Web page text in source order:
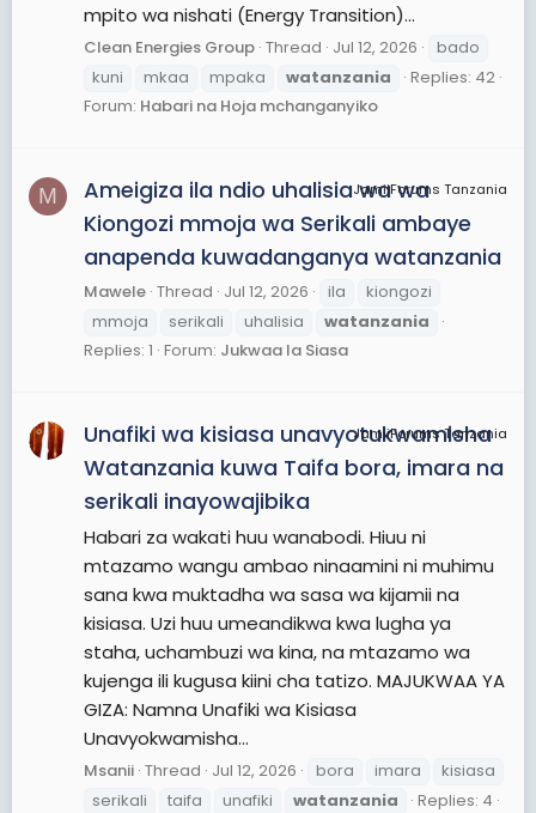
mpito wa nishati (Energy Transition)...
Clean Energies Group Thread Jul 12, 2026
bado
kuni
mkaa mpaka watanzania
Replies: 42
Forum: Habari na Hoja mchanganyiko
M JamiiForums Tanzania
Ameigiza ila ndio uhalisia wa wa
Kiongozi mmoja wa Serikali ambaye
anapenda kuwadanganya watanzania
Mawele Thread Jul 12, 2026 ila
kiongozi
mmoja
serikali uhalisia
watanzania
Replies: 1 Forum: Jukwaa la Siasa
JamiiForums Tanzania
Unafiki wa kisiasa unavyotukwamisha
Watanzania kuwa Taifa bora, imara na
serikali inayowajibika
Habari za wakati huu wanabodi. Hiuu ni
mtazamo wangu ambao ninaamini ni muhimu
sana kwa muktadha wa sasa wa kijamii na
kisiasa. Uzi huu umeandikwa kwa lugha ya
staha, uchambuzi wa kina, na mtazamo wa
kujenga ili kugusa kiini cha tatizo. MAJUKWAA YA
GIZA: Namna Unafiki wa Kisiasa
Unavyokwamisha...
Msanii Thread Jul 12, 2026 bora imara
kisiasa
serikali
taifa unafiki watanzania
Replies: 4